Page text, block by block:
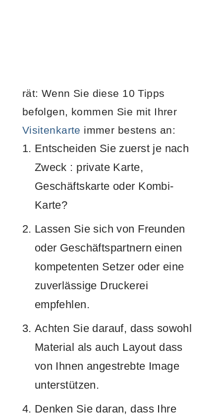
rät: Wenn Sie diese 10 Tipps
befolgen, kommen Sie mit Ihrer
Visitenkarte immer bestens an:
Entscheiden Sie zuerst je nach
Zweck : private Karte,
Geschäftskarte oder Kombi-
Karte?
Lassen Sie sich von Freunden
oder Geschäftspartnern einen
kompetenten Setzer oder eine
zuverlässige Druckerei
empfehlen.
Achten Sie darauf, dass sowohl
Material als auch Layout dass
von Ihnen angestrebte Image
unterstützen.
Denken Sie daran, dass Ihre